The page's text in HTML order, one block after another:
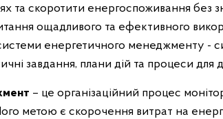
та скоротити енергоспоживання без
ощадливого та ефективного
енергетичного менеджменту -
завдання, плани дій та процеси
– це організаційний процес
метою є скорочення витрат на